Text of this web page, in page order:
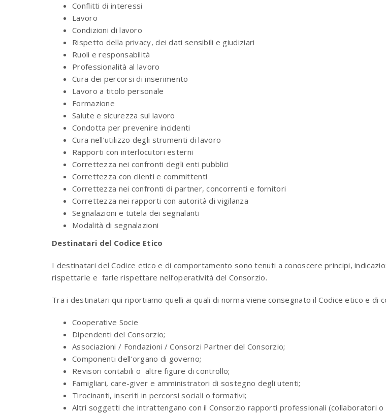
Conflitti di interessi
Lavoro
Condizioni di lavoro
Rispetto della privacy, dei dati sensibili e giudiziari
Ruoli e responsabilità
Professionalità al lavoro
Cura dei percorsi di inserimento
Lavoro a titolo personale
Formazione
Salute e sicurezza sul lavoro
Condotta per prevenire incidenti
Cura nell’utilizzo degli strumenti di lavoro
Rapporti con interlocutori esterni
Correttezza nei confronti degli enti pubblici
Correttezza con clienti e committenti
Correttezza nei confronti di partner, concorrenti e fornitori
Correttezza nei rapporti con autorità di vigilanza
Segnalazioni e tutela dei segnalanti
Modalità di segnalazioni
Destinatari del Codice Etico
I destinatari del Codice etico e di comportamento sono tenuti a conoscere principi,
rispettarle e farle rispettare nell’operatività del Consorzio.
Tra i destinatari qui riportiamo quelli ai quali di norma viene consegnato il Codice etico e di
Cooperative Socie
Dipendenti del Consorzio;
Associazioni / Fondazioni / Consorzi Partner del Consorzio;
Componenti dell’organo di governo;
Revisori contabili o altre figure di controllo;
Famigliari, care-giver e amministratori di sostegno degli utenti;
Tirocinanti, inseriti in percorsi sociali o formativi;
Altri soggetti che intrattengano con il Consorzio rapporti professionali (collaboratori o